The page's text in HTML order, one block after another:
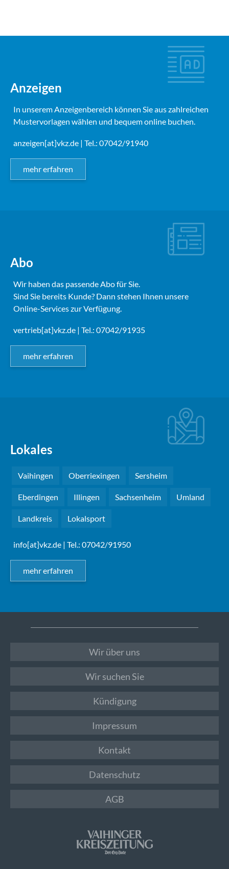
Anzeigen
In unserem Anzeigenbereich können Sie aus zahlreichen
Mustervorlagen wählen und bequem online buchen.
anzeigen[at]vkz.de | Tel.: 07042/91940
mehr erfahren
Abo
Wir haben das passende Abo für Sie.
Sind Sie bereits Kunde? Dann stehen Ihnen unsere
Online-Services zur Verfügung.
vertrieb[at]vkz.de | Tel.: 07042/91935
mehr erfahren
Lokales
Vaihingen Oberriexingen Sersheim
Eberdingen Illingen Sachsenheim Umland
Landkreis Lokalsport
info[at]vkz.de | Tel.: 07042/91950
mehr erfahren
Wir über uns
Wir suchen Sie
Kündigung
Impressum
Kontakt
Datenschutz
AGB